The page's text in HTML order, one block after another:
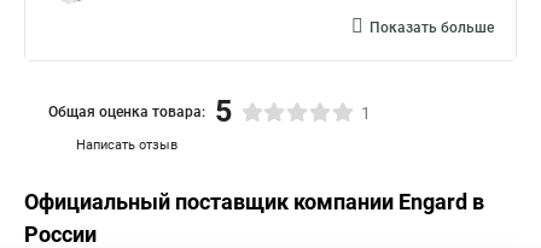
Показать больше
Написать отзыв
Общая оценка товара: 5 1
Официальный поставщик компании Engard в
России